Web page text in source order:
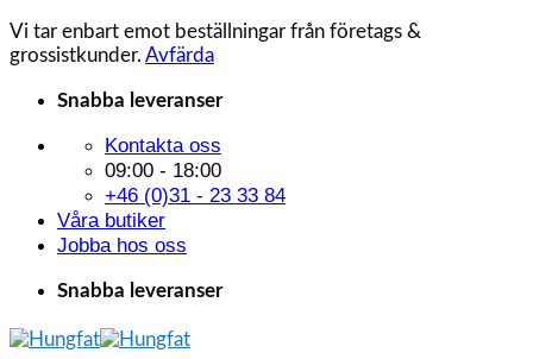
Vi tar enbart emot beställningar från företags &
grossistkunder. Avfärda
Skip
content
Snabba leveranser
Kontakta oss
09:00 - 18:00
+46 (0)31 - 23 33 84
Våra butiker
Jobba hos oss
Snabba leveranser